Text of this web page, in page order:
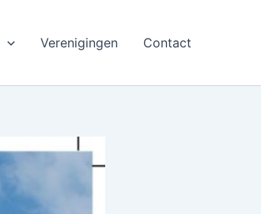
Verenigingen Contact